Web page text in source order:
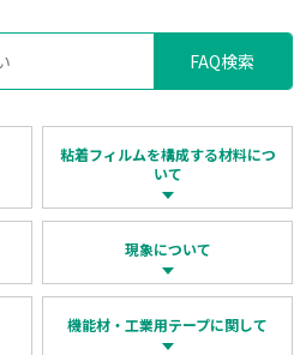
会社情報
NEION Blog
FAQ検索
粘着フィルムを構成する材料につ
いて
現象について
機能材・工業用テープに関して